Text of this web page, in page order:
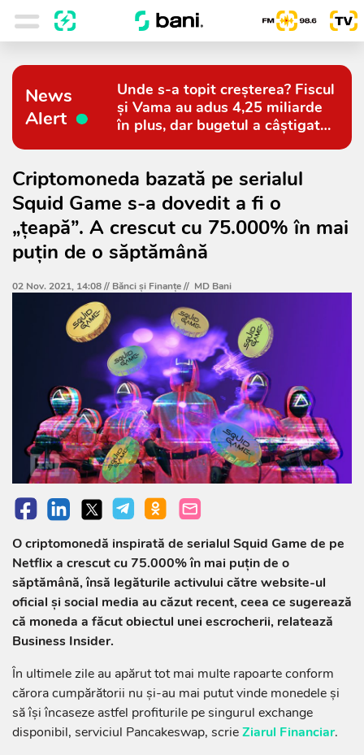
News
Alert
Unde s-a topit creșterea? Fiscul
și Vama au adus 4,25 miliarde
în plus, dar bugetul a câștigat
Criptomoneda bazată pe serialul
Squid Game s-a dovedit a fi o
„ţeapă”. A crescut cu 75.000% în mai
puţin de o săptămână
02 Nov. 2021, 14:08 // Bănci şi Finanţe// MD Bani
O criptomonedă inspirată de serialul Squid Game de pe
Netflix a crescut cu 75.000% în mai puţin de o
săptămână, însă legăturile activului către website-ul
oficial şi social media au căzut recent, ceea ce sugerează
că moneda a făcut obiectul unei escrocherii, relatează
Business Insider.
În ultimele zile au apărut tot mai multe rapoarte conform
cărora cumpărătorii nu şi-au mai putut vinde monedele şi
să îşi încaseze astfel profiturile pe singurul exchange
disponibil, serviciul Pancakeswap, scrieZiarul Financiar.